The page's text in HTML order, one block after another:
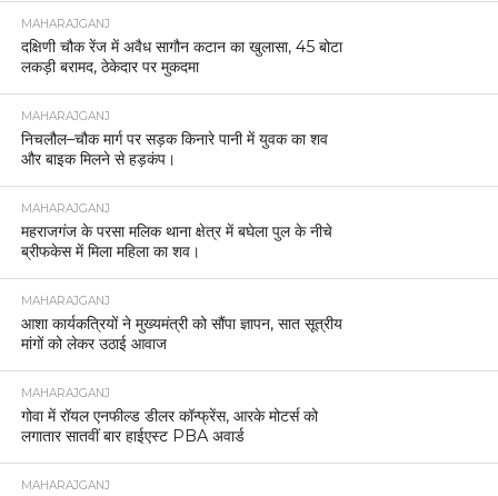
MAHARAJGANJ
दक्षिणी चौक रेंज में अवैध सागौन कटान का खुलासा, 45 बोटा
लकड़ी बरामद, ठेकेदार पर मुकदमा
MAHARAJGANJ
निचलौल–चौक मार्ग पर सड़क किनारे पानी में युवक का शव
और बाइक मिलने से हड़कंप।
MAHARAJGANJ
महराजगंज के परसा मलिक थाना क्षेत्र में बघेला पुल के नीचे
ब्रीफकेस में मिला महिला का शव।
MAHARAJGANJ
आशा कार्यकत्रियों ने मुख्यमंत्री को सौंपा ज्ञापन, सात सूत्रीय
मांगों को लेकर उठाई आवाज
MAHARAJGANJ
गोवा में रॉयल एनफील्ड डीलर कॉन्फ्रेंस, आरके मोटर्स को
लगातार सातवीं बार हाईएस्ट PBA अवार्ड
MAHARAJGANJ